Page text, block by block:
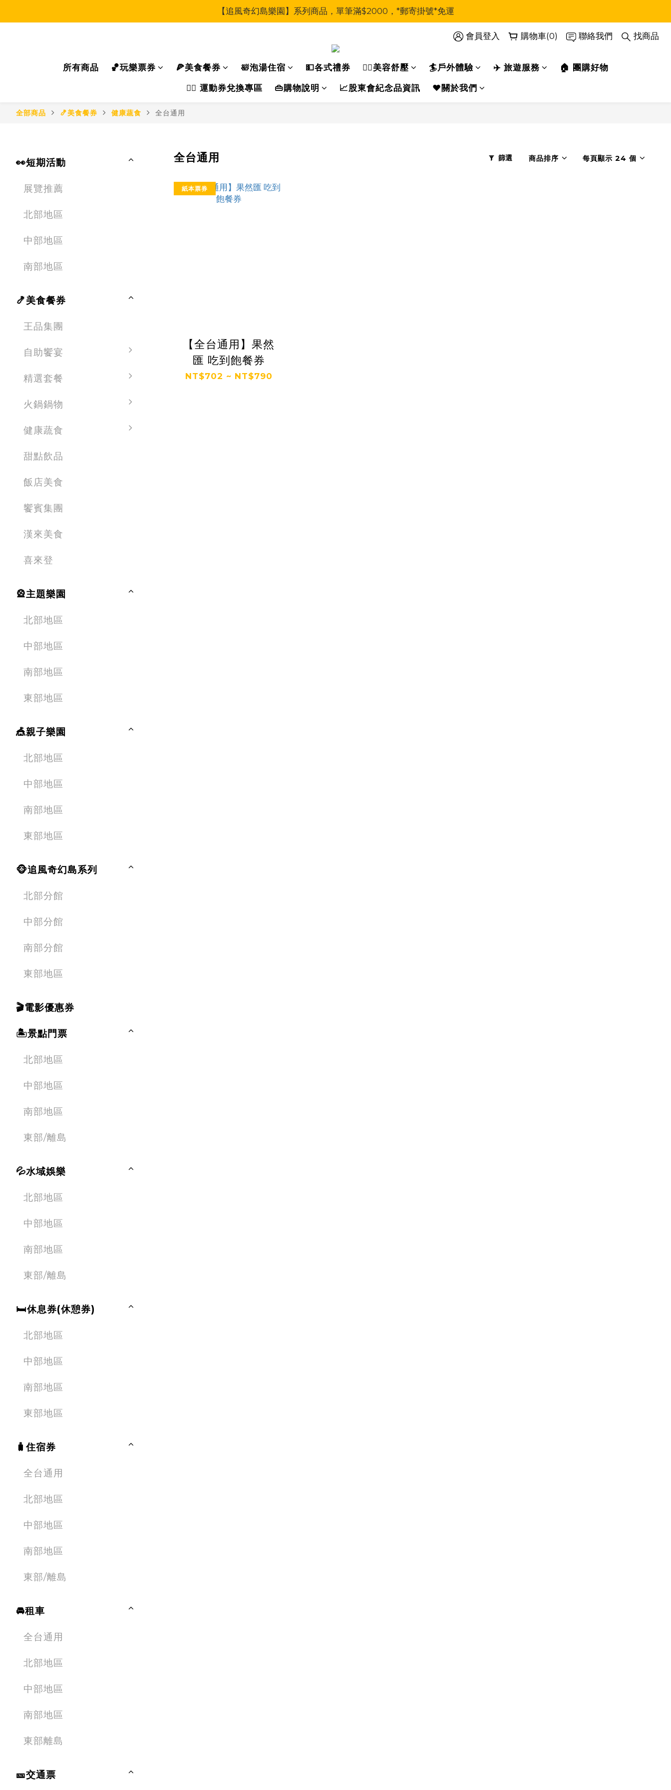
【追風奇幻島樂園】系列商品，單筆滿$2000，*郵寄掛號*免運
會員登入 購物車(0) 聯絡我們 找商品
所有商品 🏀玩樂票券 🍕美食餐券 🛀泡湯住宿 💵各式禮券 🧖‍♀美容舒壓 🏄戶外體驗 ✈️ 旅遊服務 🏠 團購好物
🏃‍♂️ 運動券兌換專區 👜購物說明 📈股東會紀念品資訊 ❤️關於我們
全部商品 🍤美食餐券 健康蔬食 全台通用
👀短期活動
展覽推薦
北部地區
中部地區
南部地區
🍤美食餐券
王品集團
自助饗宴
精選套餐
火鍋鍋物
健康蔬食
甜點飲品
飯店美食
饗賓集團
漢來美食
喜來登
🎡主題樂園
北部地區
中部地區
南部地區
東部地區
🎪親子樂園
北部地區
中部地區
南部地區
東部地區
🐵追風奇幻島系列
北部分館
中部分館
南部分館
東部地區
🎬電影優惠券
🏝️景點門票
北部地區
中部地區
南部地區
東部/離島
💦水域娛樂
北部地區
中部地區
南部地區
東部/離島
🛏休息券(休憩券)
北部地區
中部地區
南部地區
東部地區
🧳住宿券
全台通用
北部地區
中部地區
南部地區
東部/離島
🚘租車
全台通用
北部地區
中部地區
南部地區
東部離島
🎫交通票
全台通用 篩選 商品排序 每頁顯示 24 個
紙本票券
【全台通用】果然
匯 吃到飽餐券
NT$702 ~ NT$790